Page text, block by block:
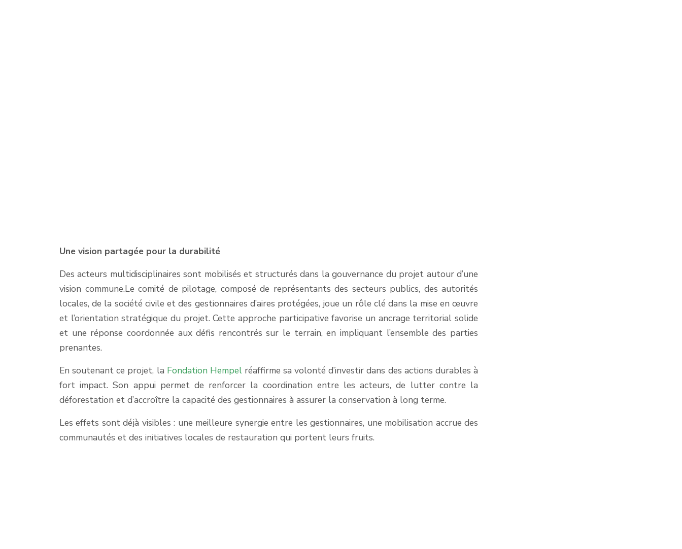
Une vision partagée pour la durabilité
Des acteurs multidisciplinaires sont mobilisés et structurés dans la gouvernance du projet autour d’une
vision commune.Le comité de pilotage, composé de représentants des secteurs publics, des autorités
locales, de la société civile et des gestionnaires d’aires protégées, joue un rôle clé dans la mise en œuvre
et l’orientation stratégique du projet. Cette approche participative favorise un ancrage territorial solide
et une réponse coordonnée aux défis rencontrés sur le terrain, en impliquant l’ensemble des parties
prenantes.
En soutenant ce projet, la Fondation Hempelréaffirme sa volonté d’investir dans des actions durables à
fort impact. Son appui permet de renforcer la coordination entre les acteurs, de lutter contre la
déforestation et d’accroître la capacité des gestionnaires à assurer la conservation à long terme.
Les effets sont déjà visibles : une meilleure synergie entre les gestionnaires, une mobilisation accrue des
communautés et des initiatives locales de restauration qui portent leurs fruits.